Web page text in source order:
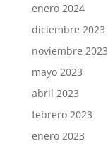
enero 2024
diciembre 2023
noviembre 2023
mayo 2023
abril 2023
febrero 2023
enero 2023